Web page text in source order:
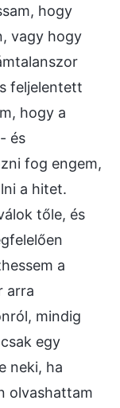
hogy
vagy hogy
feljelentett
hogy a
és
fog engem,
a hitet.
tőle, és
a
arra
mindig
egy
neki, ha
olvashattam